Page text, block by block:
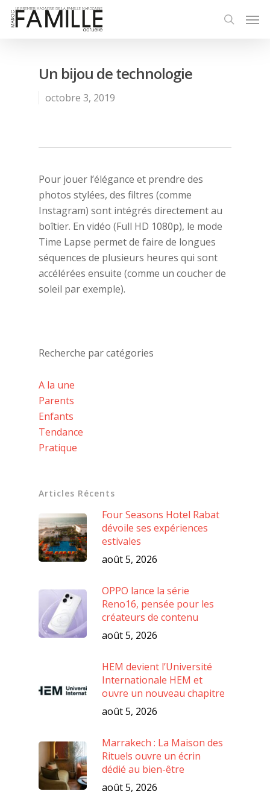
Un bijou de technologie
octobre 3, 2019
Pour jouer l’élégance et prendre des
photos stylées, des filtres (comme
Instagram) sont intégrés directement au
boîtier. En vidéo (Full HD 1080p), le mode
Time Lapse permet de faire de longues
séquences de plusieurs heures qui sont
accélérées ensuite (comme un coucher de
soleil par exemple).
Recherche par catégories
A la une
Parents
Enfants
Tendance
Pratique
Articles Récents
Four Seasons Hotel Rabat
dévoile ses expériences
estivales
août 5, 2026
OPPO lance la série
Reno16, pensée pour les
créateurs de contenu
août 5, 2026
HEM devient l’Université
Internationale HEM et
ouvre un nouveau chapitre
août 5, 2026
Marrakech : La Maison des
Rituels ouvre un écrin
dédié au bien-être
août 5, 2026